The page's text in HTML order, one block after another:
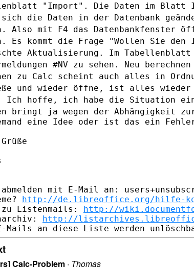
"Import". Die Daten im Blatt
sich die Daten in der Datenbank
Also mit F4 das Datenbankfenster
Es kommt die Frage "Wollen Sie
Aktualisierung. Im Tabellenblatt
#NV zu sehen. Neu
zu Calc scheint auch alles in
und wieder öffne, ist alles
Ich hoffe, ich habe die Situation
bringt ja wegen der Abhängigkeit
eine Idee oder ist das ein
mit E-Mail an:
http://de.libreoffice.org/hilfe-
zu Listenmails: http://
http://
Calc-Problem · Thomas